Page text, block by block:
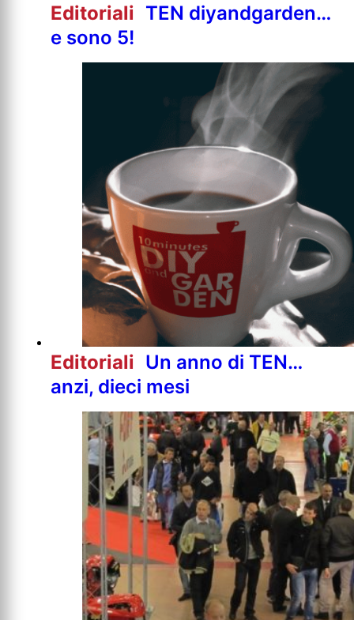
Editoriali TEN diyandgarden…
e sono 5!
Editoriali Un anno di TEN…
anzi, dieci mesi